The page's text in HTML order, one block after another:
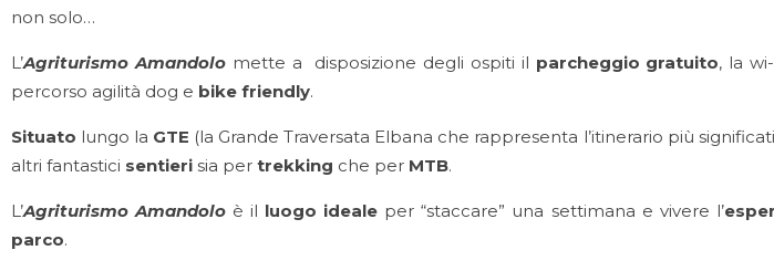
non solo…
L’Agriturismo Amandolomette a disposizione degli ospiti il parcheggio gratuito, la
percorso agilità dog e bike friendly.
Situato lungo la GTE (la Grande Traversata Elbana che rappresenta l’itinerario più
altri fantastici sentieri sia per trekking che per MTB.
L’Agriturismo Amandolo è il luogo ideale per “staccare” una settimana e vivere l’
parco.